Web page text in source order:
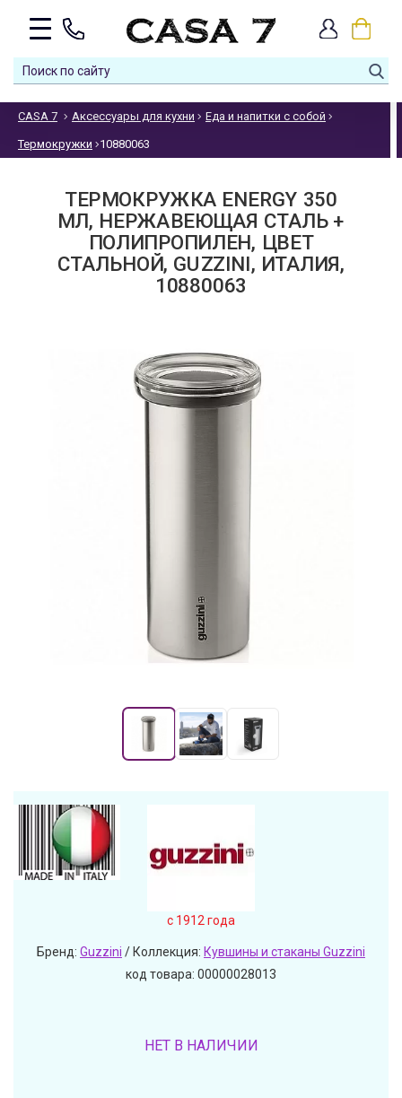
CASA 7 Аксессуары для кухни Еда и напитки с собой
Термокружки 10880063
ТЕРМОКРУЖКА ENERGY 350
МЛ, НЕРЖАВЕЮЩАЯ СТАЛЬ +
ПОЛИПРОПИЛЕН, ЦВЕТ
СТАЛЬНОЙ, GUZZINI, ИТАЛИЯ,
10880063
c 1912 года
Бренд: Guzzini / Коллекция: Кувшины и стаканы Guzzini
код товара: 00000028013
НЕТ В НАЛИЧИИ